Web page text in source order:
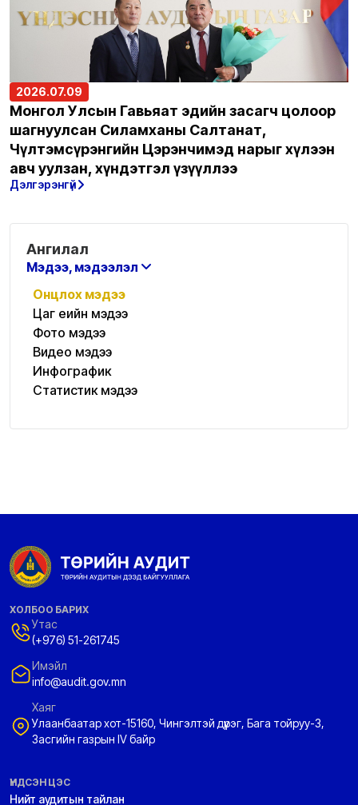
2026.07.09
Монгол Улсын Гавьяат эдийн засагч цолоор
шагнуулсан Силамханы Салтанат,
Чүлтэмсүрэнгийн Цэрэнчимэд нарыг хүлээн
авч уулзан, хүндэтгэл үзүүллээ
Дэлгэрэнгүй
Ангилал
Мэдээ, мэдээлэл
Онцлох мэдээ
Цаг үеийн мэдээ
Фото мэдээ
Видео мэдээ
Инфографик
Статистик мэдээ
ХОЛБОО БАРИХ
Утас
(+976) 51-261745
Имэйл
info@audit.gov.mn
Хаяг
Улаанбаатар хот-15160, Чингэлтэй дүүрэг, Бага тойруу-3,
Засгийн газрын IV байр
ҮНДСЭН ЦЭС
Нийт аудитын тайлан